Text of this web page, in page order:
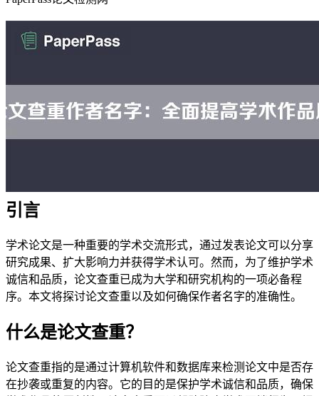
引言
学术论文是一种重要的学术交流形式，通过发表论文可以分享
研究成果、扩大影响力并获得学术认可。然而，为了维护学术
诚信和品质，论文查重已成为大学和研究机构的一项必备程
序。本文将探讨论文查重以及如何确保作者名字的准确性。
什么是论文查重？
论文查重指的是通过计算机软件和数据库来检测论文中是否存
在抄袭或重复的内容。它的目的是保护学术诚信和品质，确保